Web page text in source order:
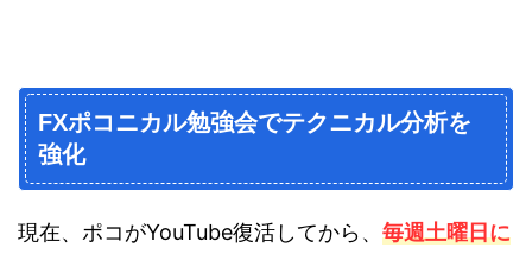
FXポコニカル勉強会でテクニカル分析を
強化
現在、ポコがYouTube復活してから、 毎週土曜日に